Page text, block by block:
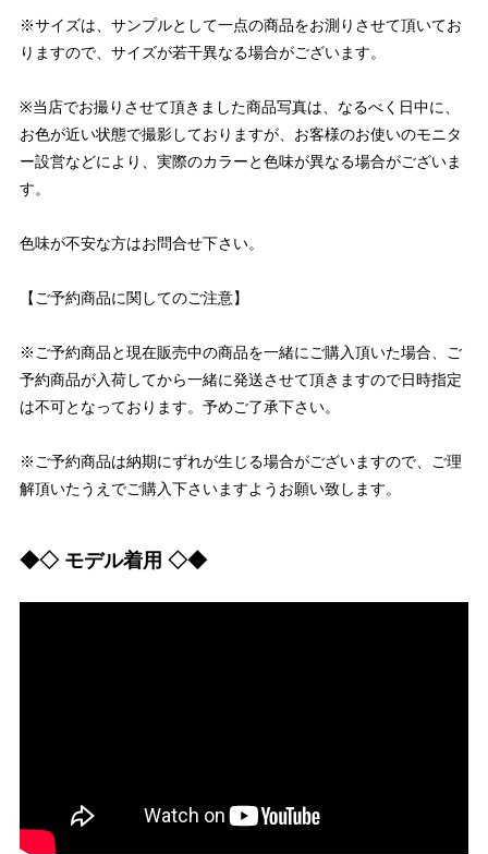
※サイズは、サンプルとして一点の商品をお測りさせて頂いてお
りますので、サイズが若干異なる場合がございます。
※当店でお撮りさせて頂きました商品写真は、なるべく日中に、
お色が近い状態で撮影しておりますが、お客様のお使いのモニタ
ー設営などにより、実際のカラーと色味が異なる場合がございま
す。
色味が不安な方はお問合せ下さい。
【ご予約商品に関してのご注意】
※ご予約商品と現在販売中の商品を一緒にご購入頂いた場合、ご
予約商品が入荷してから一緒に発送させて頂きますので日時指定
は不可となっております。予めご了承下さい。
※ご予約商品は納期にずれが生じる場合がございますので、ご理
解頂いたうえでご購入下さいますようお願い致します。
◆◇ モデル着用 ◇◆